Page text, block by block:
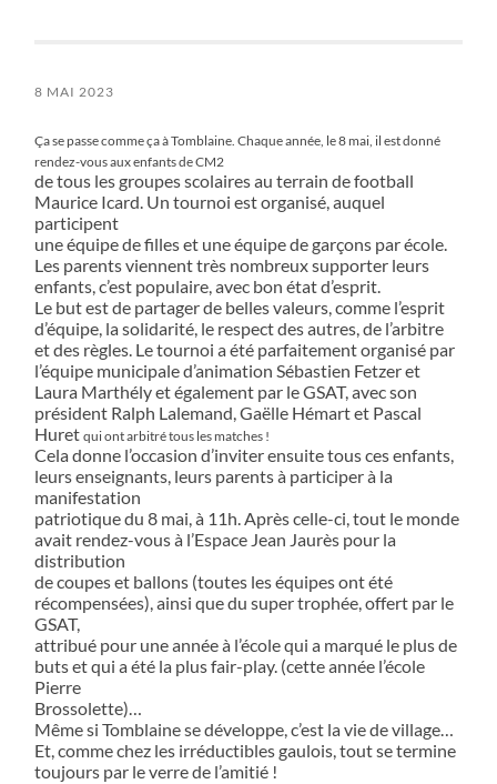
8 MAI 2023
Ça se passe comme ça à Tomblaine. Chaque année, le 8 mai, il est donné
rendez-vous aux enfants de CM2
de tous les groupes scolaires au terrain de football
Maurice Icard. Un tournoi est organisé, auquel
participent
une équipe de filles et une équipe de garçons par école.
Les parents viennent très nombreux supporter leurs
enfants, c’est populaire, avec bon état d’esprit.
Le but est de partager de belles valeurs, comme l’esprit
d’équipe, la solidarité, le respect des autres, de l’arbitre
et des règles. Le tournoi a été parfaitement organisé par
l’équipe municipale d’animation Sébastien Fetzer et
Laura Marthély et également par le GSAT, avec son
président Ralph Lalemand, Gaëlle Hémart et Pascal
Huretqui ont arbitré tous les matches !
Cela donne l’occasion d’inviter ensuite tous ces enfants,
leurs enseignants, leurs parents à participer à la
manifestation
patriotique du 8 mai, à 11h. Après celle-ci, tout le monde
avait rendez-vous à l’Espace Jean Jaurès pour la
distribution
de coupes et ballons (toutes les équipes ont été
récompensées), ainsi que du super trophée, offert par le
GSAT,
attribué pour une année à l’école qui a marqué le plus de
buts et qui a été la plus fair-play. (cette année l’école
Pierre
Brossolette)…
Même si Tomblaine se développe, c’est la vie de village…
Et, comme chez les irréductibles gaulois, tout se termine
toujours par le verre de l’amitié !